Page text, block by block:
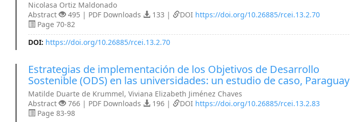
Nicolasa Ortiz Maldonado
Abstract
495 | PDF Downloads 133 | DOI https://doi.org/10.26885/rcei.13.2.70
Page 70-82
DOI: https://doi.org/10.26885/rcei.13.2.70
Estrategias de implementación de los Objetivos de Desarrollo
Sostenible (ODS) en las universidades: un estudio de caso, Paraguay
Matilde Duarte de Krummel, Viviana Elizabeth Jiménez Chaves
Abstract
766 | PDF Downloads 196 | DOI https://doi.org/10.26885/rcei.13.2.83
Page 83-98